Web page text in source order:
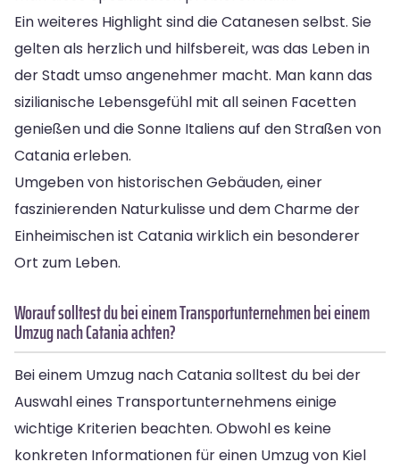
Ein weiteres Highlight sind die Catanesen selbst. Sie
gelten als herzlich und hilfsbereit, was das Leben in
der Stadt umso angenehmer macht. Man kann das
sizilianische Lebensgefühl mit all seinen Facetten
genießen und die Sonne Italiens auf den Straßen von
Catania erleben.
Umgeben von historischen Gebäuden, einer
faszinierenden Naturkulisse und dem Charme der
Einheimischen ist Catania wirklich ein besonderer
Ort zum Leben.
Worauf solltest du bei einem Transportunternehmen bei einem
Umzug nach Catania achten?
Bei einem Umzug nach Catania solltest du bei der
Auswahl eines Transportunternehmens einige
wichtige Kriterien beachten. Obwohl es keine
konkreten Informationen für einen Umzug von Kiel